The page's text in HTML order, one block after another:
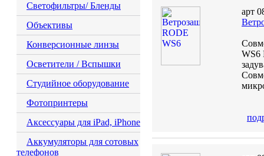
Светофильтры/ Бленды
Объективы
Конверсионные линзы
Осветители / Вспышки
Студийное оборудование
Фотопринтеры
Аксессуары для iPad, iPhone
Аккумуляторы для сотовых
телефонов
арт
WS6